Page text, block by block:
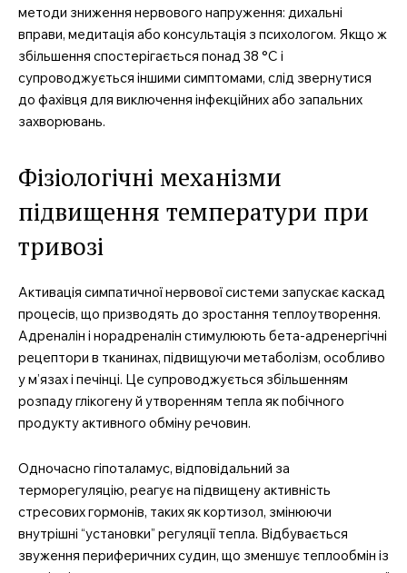
методи зниження нервового напруження: дихальні
вправи, медитація або консультація з психологом. Якщо ж
збільшення спостерігається понад 38 °C і
супроводжується іншими симптомами, слід звернутися
до фахівця для виключення інфекційних або запальних
захворювань.
Фізіологічні механізми
підвищення температури при
тривозі
Активація симпатичної нервової системи запускає каскад
процесів, що призводять до зростання теплоутворення.
Адреналін і норадреналін стимулюють бета-адренергічні
рецептори в тканинах, підвищуючи метаболізм, особливо
у м’язах і печінці. Це супроводжується збільшенням
розпаду глікогену й утворенням тепла як побічного
продукту активного обміну речовин.
Одночасно гіпоталамус, відповідальний за
терморегуляцію, реагує на підвищену активність
стресових гормонів, таких як кортизол, змінюючи
внутрішні “установки” регуляції тепла. Відбувається
звуження периферичних судин, що зменшує теплообмін із